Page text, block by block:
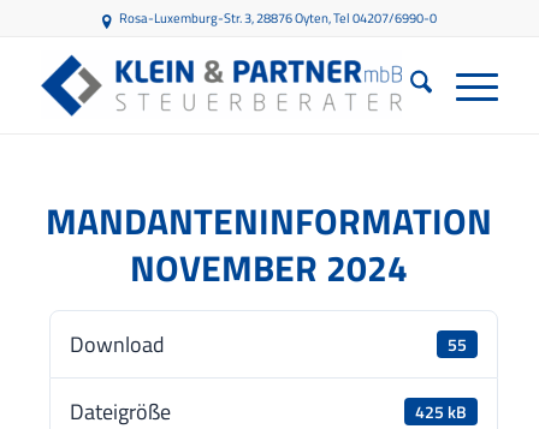
Rosa-Luxemburg-Str. 3, 28876 Oyten, Tel 04207/6990-0
MANDANTENINFORMATION
NOVEMBER 2024
Download 55
Dateigröße 425 kB